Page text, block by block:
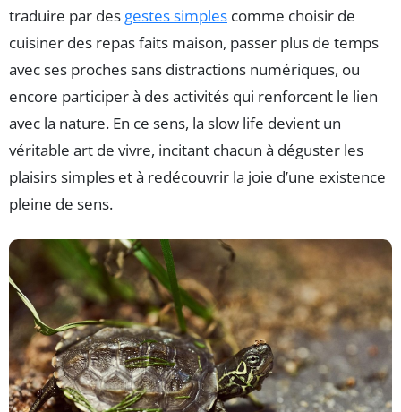
traduire par des gestes simples comme choisir de
cuisiner des repas faits maison, passer plus de temps
avec ses proches sans distractions numériques, ou
encore participer à des activités qui renforcent le lien
avec la nature. En ce sens, la slow life devient un
véritable art de vivre, incitant chacun à déguster les
plaisirs simples et à redécouvrir la joie d’une existence
pleine de sens.